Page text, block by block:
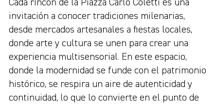
Cada rincón de la Piazza Carlo Coletti es una
invitación a conocer tradiciones milenarias,
desde mercados artesanales a fiestas locales,
donde arte y cultura se unen para crear una
experiencia multisensorial. En este espacio,
donde la modernidad se funde con el patrimonio
histórico, se respira un aire de autenticidad y
continuidad, lo que lo convierte en el punto de